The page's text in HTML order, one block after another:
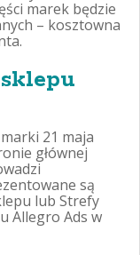
marek będzie
– kosztowna
21 maja
głównej
są
lub Strefy
Allegro Ads w